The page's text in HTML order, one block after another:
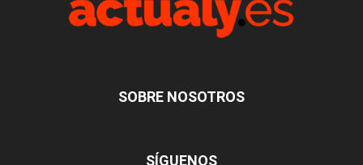
SOBRE NOSOTROS
SÍGUENOS